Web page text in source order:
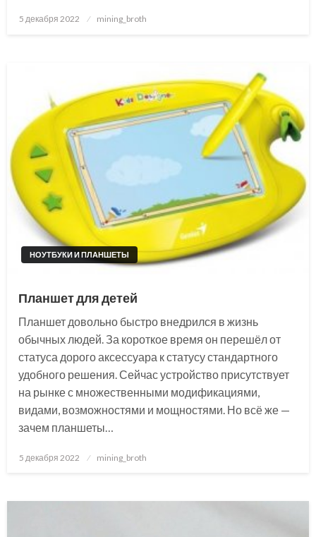
Posted
5 декабря 2022 mining_broth
НОУТБУКИ И ПЛАНШЕТЫ
Планшет для детей
Планшет довольно быстро внедрился в жизнь
обычных людей. За короткое время он перешёл от
статуса дорого аксессуара к статусу стандартного
удобного решения. Сейчас устройство присутствует
на рынке с множественными модификациями,
видами, возможностями и мощностями. Но всё же —
зачем планшеты…
Posted
5 декабря 2022 mining_broth